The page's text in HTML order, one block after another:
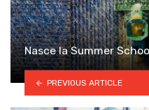
Nasce la Summer
PREVIOUS ARTICLE